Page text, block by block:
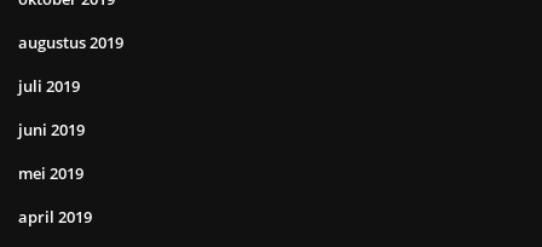
augustus 2019
juli 2019
juni 2019
mei 2019
april 2019